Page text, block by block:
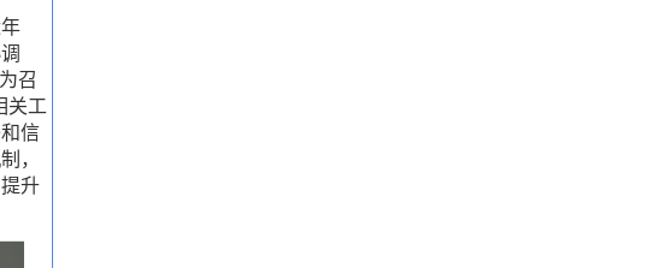
召
关工
信
，
升